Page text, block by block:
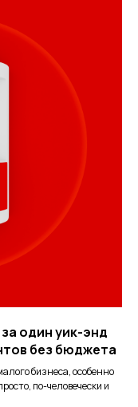
один уик-энд
без бюджета
бизнеса, особенно
по-человечески и